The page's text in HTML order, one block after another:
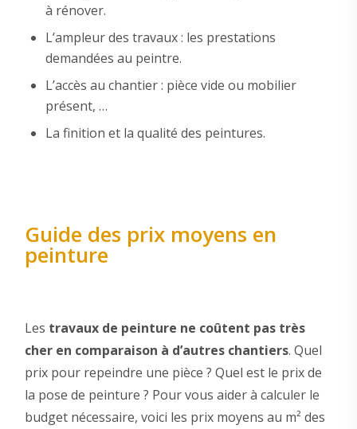
à rénover.
L’ampleur des travaux : les prestations
demandées au peintre.
L’accès au chantier : pièce vide ou mobilier
présent, …
La finition et la qualité des peintures.
Guide des prix moyens en
peinture
Les travaux de peinture ne coûtent pas très
cher en comparaison à d’autres chantiers. Quel
prix pour repeindre une pièce ? Quel est le prix de
la pose de peinture ? Pour vous aider à calculer le
budget nécessaire, voici les prix moyens au m² des